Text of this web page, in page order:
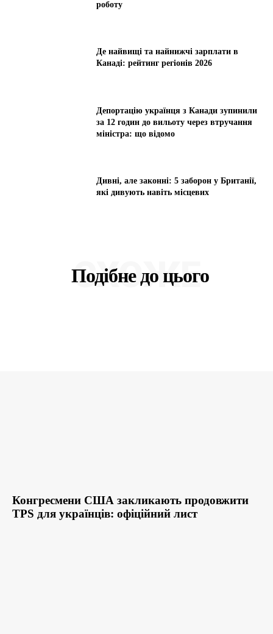
роботу
Де найвищі та найнижчі зарплати в
Канаді: рейтинг регіонів 2026
Депортацію українця з Канади зупинили
за 12 годин до вильоту через втручання
міністра: що відомо
Дивні, але законні: 5 заборон у Британії,
які дивують навіть місцевих
Подібне до цього
СХОЖЕ
Конгресмени США закликають продовжити
TPS для українців: офіційний лист